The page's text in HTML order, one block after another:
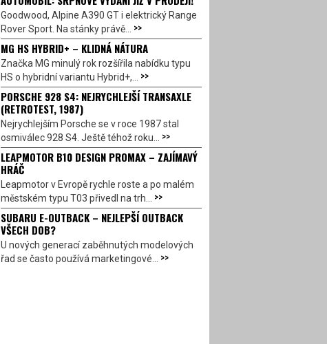
Goodwood, Alpine A390 GT i elektrický Range
Rover Sport. Na stánky právě... >>
MG HS HYBRID+ – KLIDNÁ NÁTURA
Značka MG minulý rok rozšířila nabídku typu
HS o hybridní variantu Hybrid+,... >>
PORSCHE 928 S4: NEJRYCHLEJŠÍ TRANSAXLE
(RETROTEST, 1987)
Nejrychlejším Porsche se v roce 1987 stal
osmiválec 928 S4. Ještě téhož roku... >>
LEAPMOTOR B10 DESIGN PROMAX – ZAJÍMAVÝ
HRÁČ
Leapmotor v Evropě rychle roste a po malém
městském typu T03 přivedl na trh... >>
SUBARU E-OUTBACK – NEJLEPŠÍ OUTBACK
VŠECH DOB?
U nových generací zaběhnutých modelových
řad se často používá marketingové... >>